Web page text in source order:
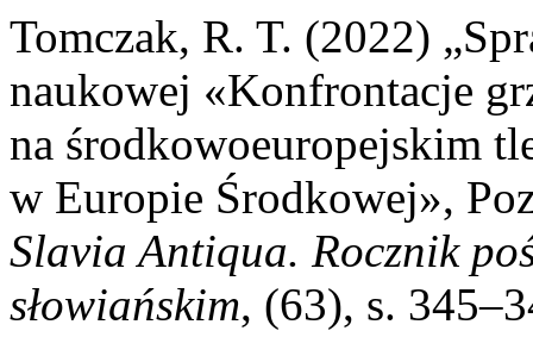
Tomczak, R. T. (2022)
naukowej «Konfrontacje
na środkowoeuropejskim
w Europie Środkowej»,
Slavia Antiqua. Rocznik
słowiańskim, (63), s.